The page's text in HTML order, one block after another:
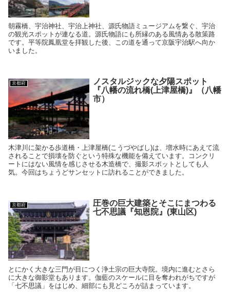
朝霧橋、宇治神社、宇治上神社、源氏物語ミュージアムを繋ぐ、宇治
の観光スポットが連なる道。源氏物語にも所縁のある風情ある散策路
です。平等院鳳凰堂を拝観した後、この道を通って京阪宇治駅へ向か
いました。
京都府
ノスタルジックな夕陽スポット
『八幡の流れ橋(上津屋橋)』（八幡
市）
木津川に架かる歩道橋・上津屋橋(こうづやばし)は、増水時にあえて流
されることで損壊を防ぐという特殊な機能を備えています。コンクリ
ートにはない風情を感じさせる木造橋で、撮影スポットとしても人
気。今回はちょうどサンセットに訪れることができました。
京都府
圧巻の巨大建築とそこにまつわる
七不思議『知恩院』(東山区)
とにかく大きな三門が目につく浄土宗の巨大寺院。境内に進むとさら
に大きな御影堂もあります。伽藍のスケールに目を奪われがちですが
「七不思議」をはじめ、細部にも見どころが詰まっています。